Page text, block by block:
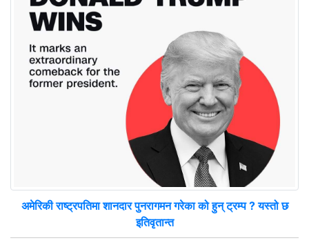
अमेरिकी राष्ट्रपतिमा शानदार पुनरागमन गरेका को हुन् ट्रम्प ? यस्तो छ
इतिवृतान्त